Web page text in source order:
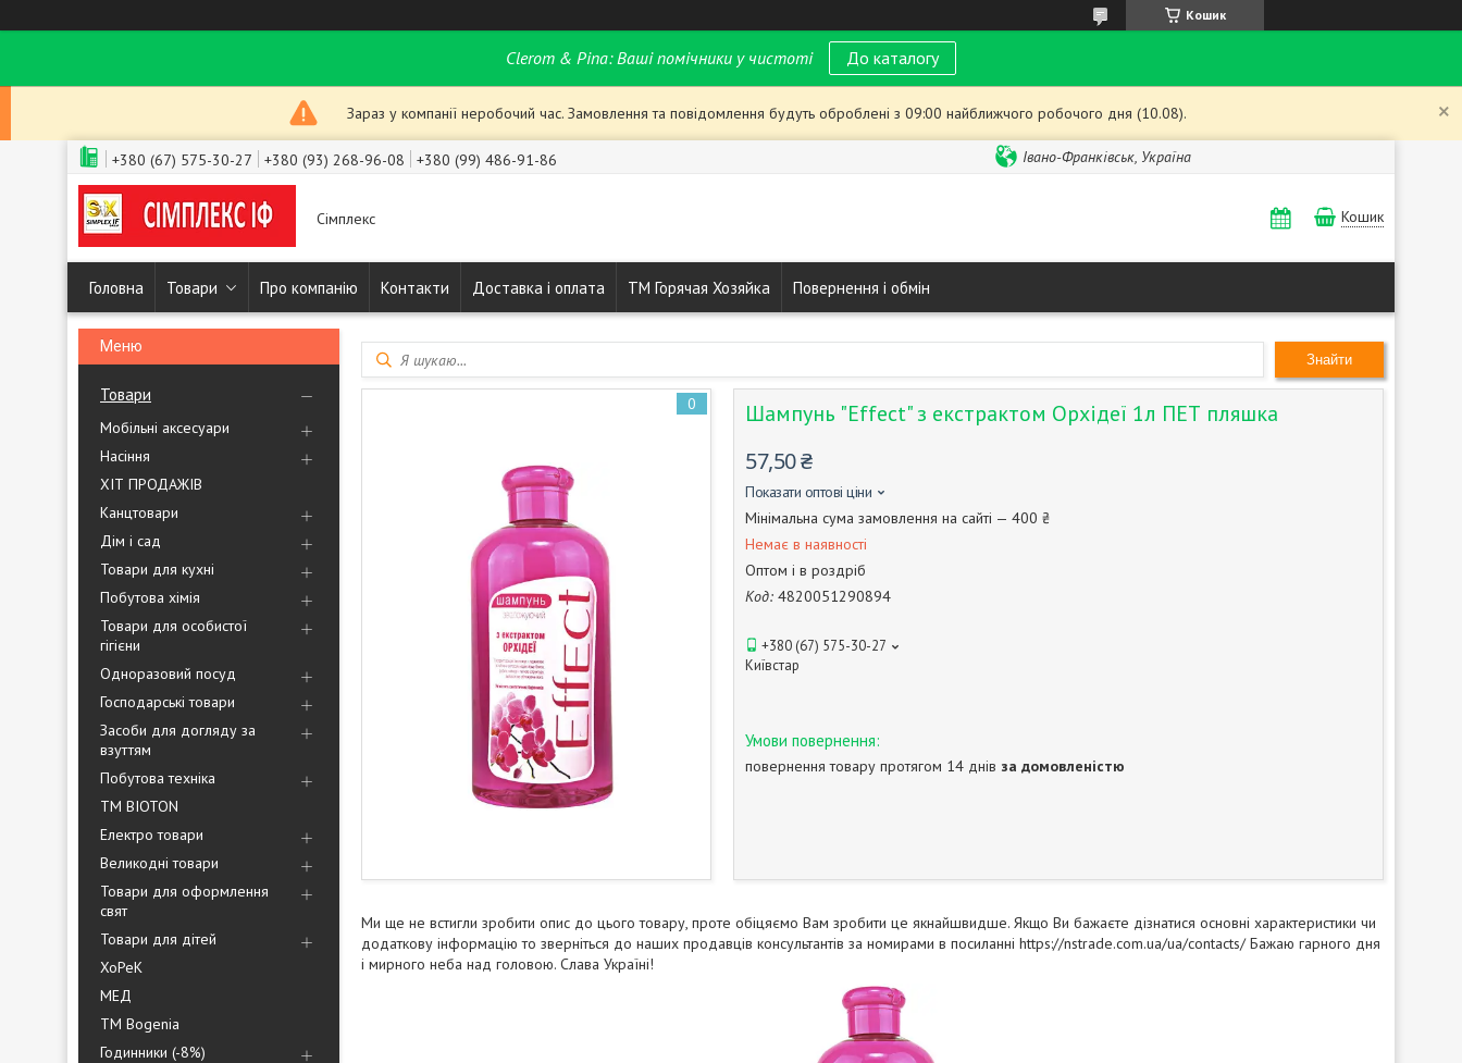
Кошик
Clerom & Pina: Ваші помічники у чистоті До каталогу
Зараз у компанії неробочий час. Замовлення та повідомлення будуть оброблені з 09:00 найближчого робочого дня (10.08).
+380 (67) 575-30-27 +380 (93) 268-96-08 +380 (99) 486-91-86 Івано-Франківськ, Україна
Сімплекс Кошик
Головна Товари Про компанію Контакти Доставка і оплата ТМ Горячая Хозяйка Повернення і обмін
Товари
Мобільні аксесуари
Насіння
ХІТ ПРОДАЖІВ
Канцтовари
Дім і сад
Товари для кухні
Побутова хімія
Товари для особистої
гігієни
Одноразовий посуд
Господарські товари
Засоби для догляду за
взуттям
Побутова техніка
ТМ BIOTON
Електро товари
Великодні товари
Товари для оформлення
свят
Товари для дітей
ХоРеК
МЕД
ТМ Bogenia
Годинники (-8%)
Знайти
0 Шампунь "Effect" з екстрактом Орхідеї 1л ПЕТ пляшка
57,50 ₴
Показати оптові ціни
Мінімальна сума замовлення на сайті — 400 ₴
Немає в наявності
Оптом і в роздріб
Код: 4820051290894
+380 (67) 575-30-27
Київстар
повернення товару протягом 14 днів за домовленістю
Ми ще не встигли зробити опис до цього товару, проте обіцяємо Вам зробити це якнайшвидше. Якщо Ви бажаєте дізнатися основні характеристики чи
додаткову інформацію то зверніться до наших продавців консультантів за номирами в посиланні https://nstrade.com.ua/ua/contacts/ Бажаю гарного дня
і мирного неба над головою. Слава Україні!